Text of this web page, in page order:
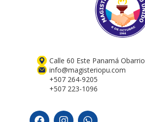
Calle 60 Este Panamá Obarrio
info@magisteriopu.com
+507 264-9205
+507 223-1096